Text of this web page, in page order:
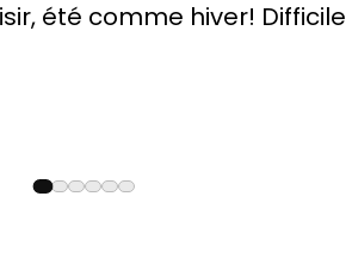
ce que nous voulions
et professionnel.